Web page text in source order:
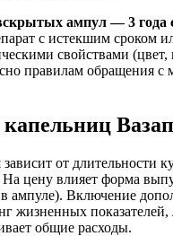
ампул — 3 года
с истекшим сроком
свойствами (цвет,
правилам обращения с
от длительности
цену влияет форма
ампуле). Включение
жизненных показателей,
общие расходы.